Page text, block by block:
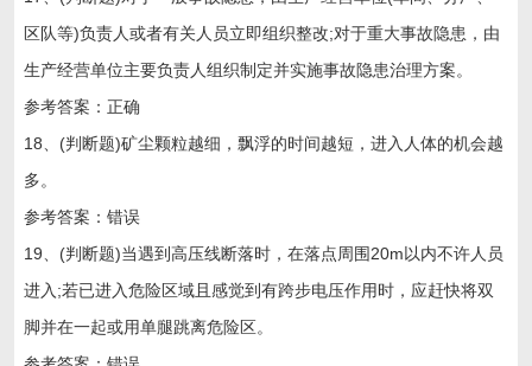
区队等)负责人或者有关人员立即组织整改;对于重大事故隐患，由
生产经营单位主要负责人组织制定并实施事故隐患治理方案。
参考答案：正确
18、(判断题)矿尘颗粒越细，飘浮的时间越短，进入人体的机会越
多。
参考答案：错误
19、(判断题)当遇到高压线断落时，在落点周围20m以内不许人员
进入;若已进入危险区域且感觉到有跨步电压作用时，应赶快将双
脚并在一起或用单腿跳离危险区。